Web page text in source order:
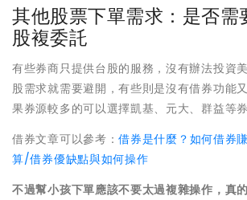
其他股票下單需求：是否需
股複委託
有些券商只提供台股的服務，沒有辦法投資
股需求就需要避開，有些則是沒有借券功能
果券源較多的可以選擇凱基、元大、群益等
借券文章可以參考：借券是什麼？如何借券
算/借券優缺點與如何操作
不過幫小孩下單應該不要太過複雜操作，真